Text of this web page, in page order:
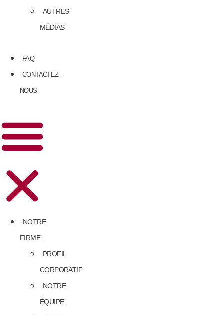
AUTRES
MÉDIAS
FAQ
CONTACTEZ-
NOUS
NOTRE
FIRME
PROFIL
CORPORATIF
NOTRE
ÉQUIPE